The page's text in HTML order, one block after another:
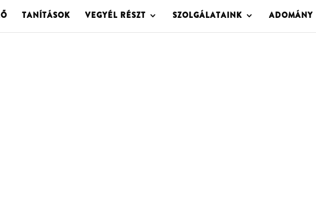
TANÍTÁSOK VEGYÉL RÉSZT SZOLGÁLATAINK ADOMÁNY